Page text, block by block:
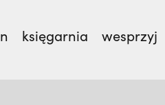
księgarnia wesprzyj